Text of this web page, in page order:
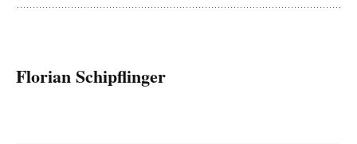
Florian Schipflinger